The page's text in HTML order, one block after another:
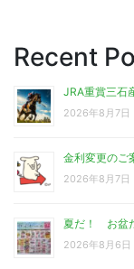
Recent
JRA重賞三石
2026年8月7日
金利変更のご
2026年8月7日
夏だ！ お盆
2026年8月6日